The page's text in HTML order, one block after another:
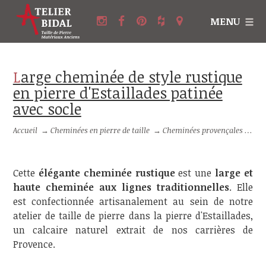
MENU
Large cheminée de style rustique
en pierre d'Estaillades patinée
avec socle
Accueil → Cheminées en pierre de taille →Cheminées provençales en pierre
Cette élégante cheminée rustiqueest une large et
haute cheminée aux lignes traditionnelles. Elle
est confectionnée artisanalement au sein de notre
atelier de taille de pierre dans la pierre d'Estaillades,
un calcaire naturel extrait de nos carrières de
Provence.